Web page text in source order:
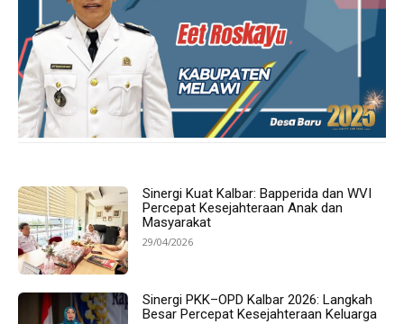
Sinergi Kuat Kalbar: Bapperida dan WVI
Percepat Kesejahteraan Anak dan
Masyarakat
29/04/2026
Sinergi PKK–OPD Kalbar 2026: Langkah
Besar Percepat Kesejahteraan Keluarga